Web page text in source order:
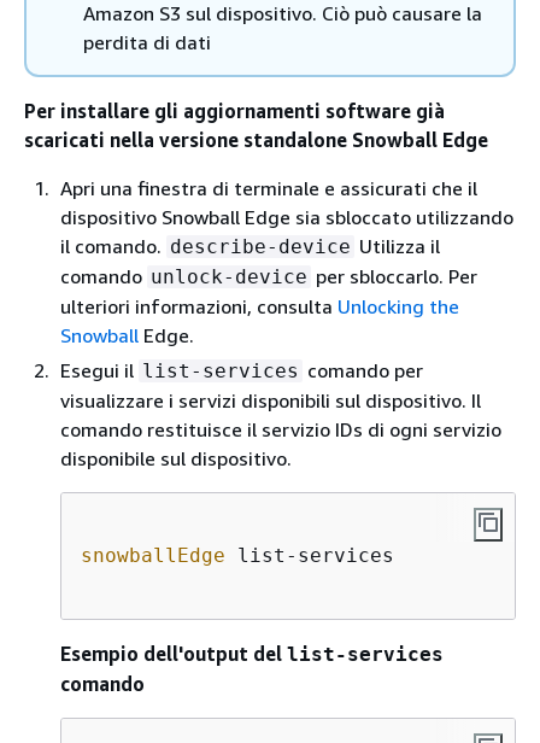
Amazon S3 sul dispositivo. Ciò può causare la
perdita di dati
Per installare gli aggiornamenti software già
scaricati nella versione standalone Snowball Edge
Apri una finestra di terminale e assicurati che il
dispositivo Snowball Edge sia sbloccato utilizzando
il comando. describe-device Utilizza il
comando unlock-device per sbloccarlo. Per
ulteriori informazioni, consulta Unlocking the
Snowball Edge.
Esegui il list-services comando per
visualizzare i servizi disponibili sul dispositivo. Il
comando restituisce il servizio IDs di ogni servizio
disponibile sul dispositivo.
snowballEdge list-
Esempio dell'output del list-services
comando